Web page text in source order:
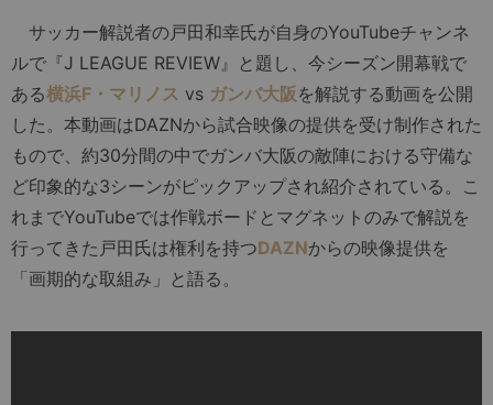
サッカー解説者の戸田和幸氏が自身のYouTubeチャンネ
ルで『J LEAGUE REVIEW』と題し、今シーズン開幕戦で
ある横浜F・マリノス vs ガンバ大阪を解説する動画を公開
した。本動画はDAZNから試合映像の提供を受け制作された
もので、約30分間の中でガンバ大阪の敵陣における守備な
ど印象的な3シーンがピックアップされ紹介されている。こ
れまでYouTubeでは作戦ボードとマグネットのみで解説を
行ってきた戸田氏は権利を持つDAZNからの映像提供を
「画期的な取組み」と語る。